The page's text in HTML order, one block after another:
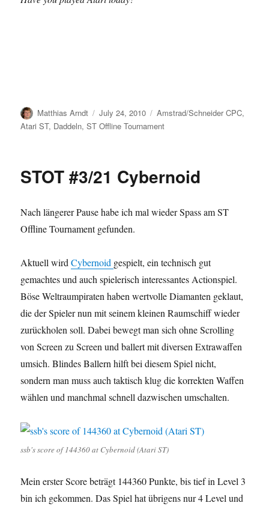
Author
Matthias Arndt
Posted
on
July 24, 2010 Categories
Amstrad/Schneider CPC,
Atari ST, Daddeln,ST Offline Tournament
STOT #3/21 Cybernoid
Nach längerer Pause habe ich mal wieder Spass am ST
Offline Tournament gefunden.
Aktuell wirdCybernoid gespielt, ein technisch gut
gemachtes und auch spielerisch interessantes Actionspiel.
Böse Weltraumpiraten haben wertvolle Diamanten geklaut,
die der Spieler nun mit seinem kleinen Raumschiff wieder
zurückholen soll. Dabei bewegt man sich ohne Scrolling
von Screen zu Screen und ballert mit diversen Extrawaffen
umsich. Blindes Ballern hilft bei diesem Spiel nicht,
sondern man muss auch taktisch klug die korrekten Waffen
wählen und manchmal schnell dazwischen umschalten.
ssb's score of 144360 at Cybernoid (Atari ST)
Mein erster Score beträgt 144360 Punkte, bis tief in Level 3
bin ich gekommen. Das Spiel hat übrigens nur 4 Level und